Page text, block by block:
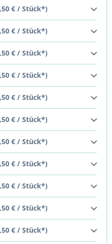
€ / Stück*)
€ / Stück*)
€ / Stück*)
€ / Stück*)
€ / Stück*)
€ / Stück*)
€ / Stück*)
€ / Stück*)
€ / Stück*)
€ / Stück*)
€ / Stück*)